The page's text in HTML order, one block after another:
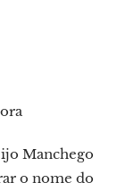
Manchego
o nome do